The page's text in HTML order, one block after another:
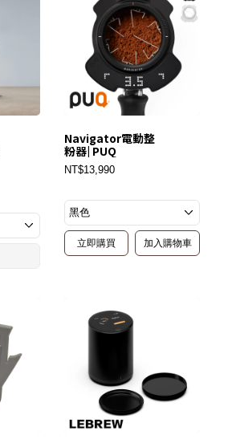
Navigator電動整
粉器| PUQ
NT$13,990
立即購買 加入購物車